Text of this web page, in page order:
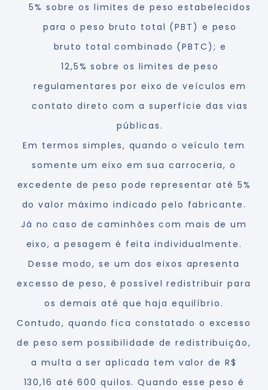
5% sobre os limites de peso estabelecidos
para o peso bruto total (PBT) e peso
bruto total combinado (PBTC); e
12,5% sobre os limites de peso
regulamentares por eixo de veículos em
contato direto com a superfície das vias
públicas.
Em termos simples, quando o veículo tem
somente um eixo em sua carroceria, o
excedente de peso pode representar até 5%
do valor máximo indicado pelo fabricante.
Já no caso de caminhões com mais de um
eixo, a pesagem é feita individualmente.
Desse modo, se um dos eixos apresenta
excesso de peso, é possível redistribuir para
os demais até que haja equilíbrio.
Contudo, quando fica constatado o excesso
de peso sem possibilidade de redistribuição,
a multa a ser aplicada tem valor de R$
130,16 até 600 quilos. Quando esse peso é